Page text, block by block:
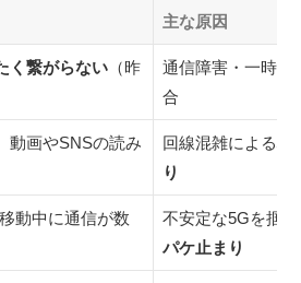
主な原因
く繋がらない（昨
通信障害・一時的
合
動画やSNSの読み
回線混雑による
り
動中に通信が数
不安定な5Gを掴
パケ止まり